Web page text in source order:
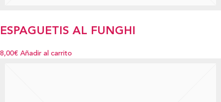
ESPAGUETIS AL FUNGHI
8,00€ Añadir al carrito